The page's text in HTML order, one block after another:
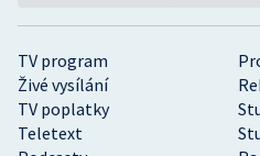
TV program
Živé vysílání
TV poplatky
Teletext